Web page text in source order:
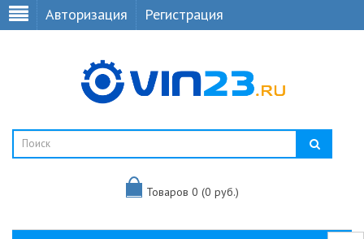
Авторизация Регистрация
Товаров 0 (0 руб.)